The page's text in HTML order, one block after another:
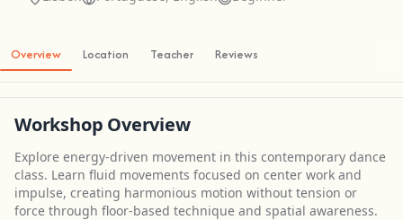
Overview Location Teacher Reviews
Workshop Overview
Explore energy-driven movement in this contemporary dance
class. Learn fluid movements focused on center work and
impulse, creating harmonious motion without tension or
force through floor-based technique and spatial awareness.